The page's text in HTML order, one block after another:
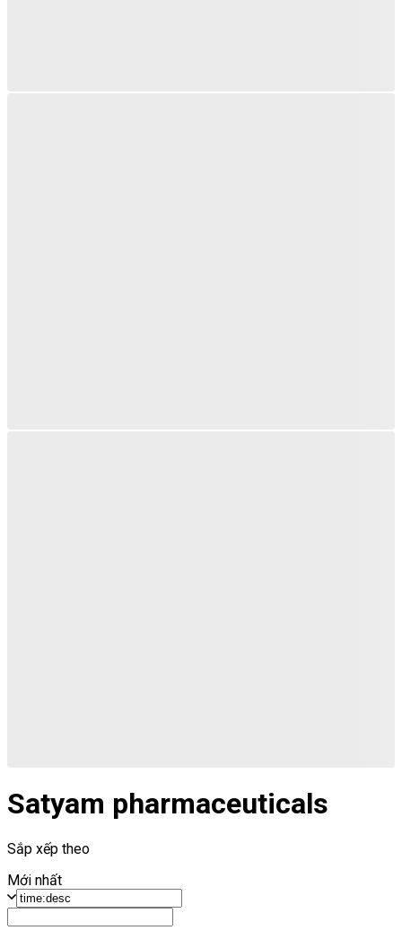
Satyam pharmaceuticals
Sắp xếp theo
Mới nhất